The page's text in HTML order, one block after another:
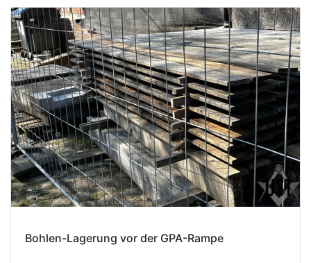
Bohlen-Lagerung vor der GPA-Rampe